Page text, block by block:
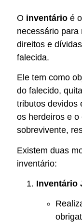
O inventário é
necessário para
direitos e
falecida.
Ele tem como
do falecido,
tributos devidos
os herdeiros e
sobrevivente,
Existem duas
inventário:
Inventário